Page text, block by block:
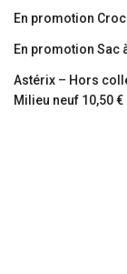
En promotion
En promotion Sac
Astérix – Hors
Milieu neuf 10,50 €